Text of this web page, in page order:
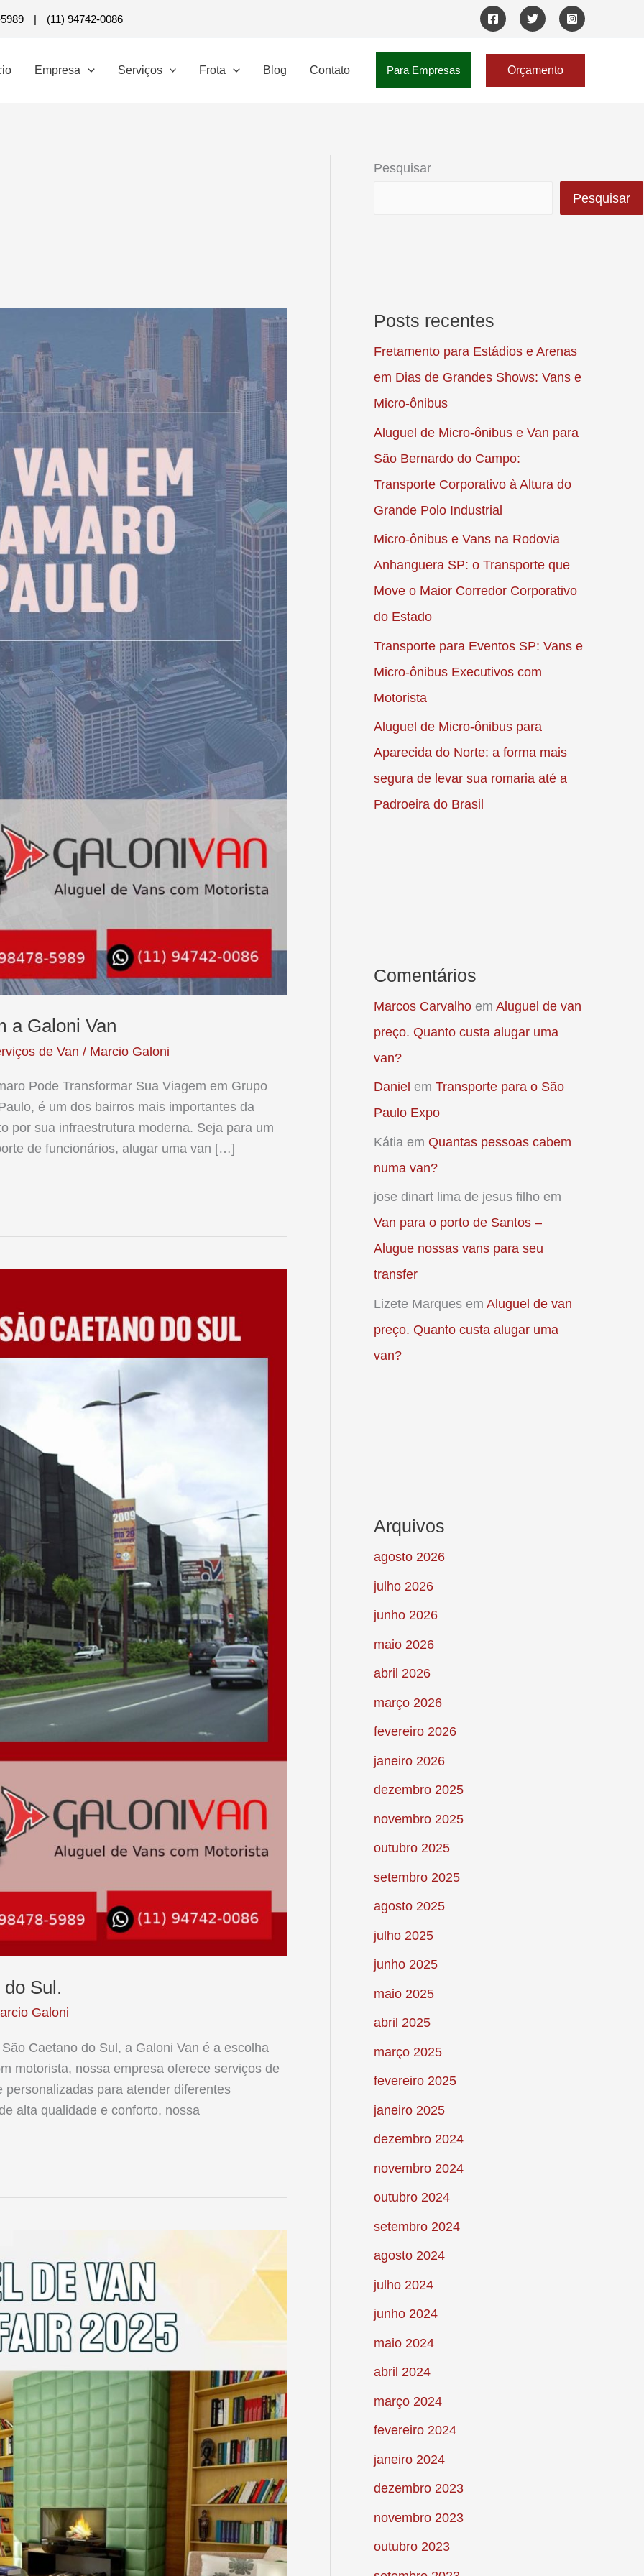
| (11) 94742-0086
Empresa Serviços Frota Blog Contato Para Empresas Orçamento
a Galoni Van
de Van / Marcio Galoni
Pode Transformar Sua Viagem em Grupo
é um dos bairros mais importantes da
por sua infraestrutura moderna. Seja para um
de funcionários, alugar uma van […]
Sul.
Galoni
Caetano do Sul, a Galoni Van é a escolha
motorista, nossa empresa oferece serviços de
para atender diferentes
alta qualidade e conforto, nossa
Pesquisar
Pesquisar
Posts recentes
Fretamento para Estádios e Arenas
em Dias de Grandes Shows: Vans e
Micro-ônibus
Aluguel de Micro-ônibus e Van para
São Bernardo do Campo:
Transporte Corporativo à Altura do
Grande Polo Industrial
Micro-ônibus e Vans na Rodovia
Anhanguera SP: o Transporte que
Move o Maior Corredor Corporativo
do Estado
Transporte para Eventos SP: Vans e
Micro-ônibus Executivos com
Motorista
Aluguel de Micro-ônibus para
Aparecida do Norte: a forma mais
segura de levar sua romaria até a
Padroeira do Brasil
Comentários
Marcos Carvalho em Aluguel de van
preço. Quanto custa alugar uma
van?
Daniel em Transporte para o São
Paulo Expo
Kátia em Quantas pessoas cabem
numa van?
jose dinart lima de jesus filho em
Van para o porto de Santos –
Alugue nossas vans para seu
transfer
Lizete Marques em Aluguel de van
preço. Quanto custa alugar uma
van?
Arquivos
agosto 2026
julho 2026
junho 2026
maio 2026
abril 2026
março 2026
fevereiro 2026
janeiro 2026
dezembro 2025
novembro 2025
outubro 2025
setembro 2025
agosto 2025
julho 2025
junho 2025
maio 2025
abril 2025
março 2025
fevereiro 2025
janeiro 2025
dezembro 2024
novembro 2024
outubro 2024
setembro 2024
agosto 2024
julho 2024
junho 2024
maio 2024
abril 2024
março 2024
fevereiro 2024
janeiro 2024
dezembro 2023
novembro 2023
outubro 2023